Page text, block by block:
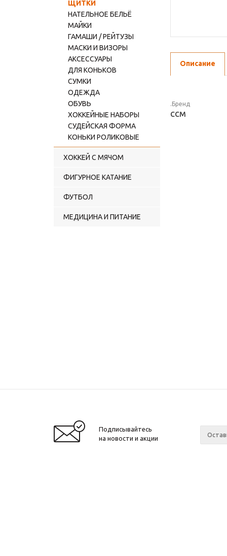
ЩИТКИ
НАТЕЛЬНОЕ БЕЛЬЁ
МАЙКИ
ГАМАШИ / РЕЙТУЗЫ
МАСКИ И ВИЗОРЫ
АКСЕССУАРЫ
ДЛЯ КОНЬКОВ
СУМКИ
ОДЕЖДА
ОБУВЬ
ХОККЕЙНЫЕ НАБОРЫ
СУДЕЙСКАЯ ФОРМА
КОНЬКИ РОЛИКОВЫЕ
ХОККЕЙ С МЯЧОМ
ФИГУРНОЕ КАТАНИЕ
ФУТБОЛ
МЕДИЦИНА И ПИТАНИЕ
Описание
.Бренд
CCM
Подписывайтесь
на новости и акции